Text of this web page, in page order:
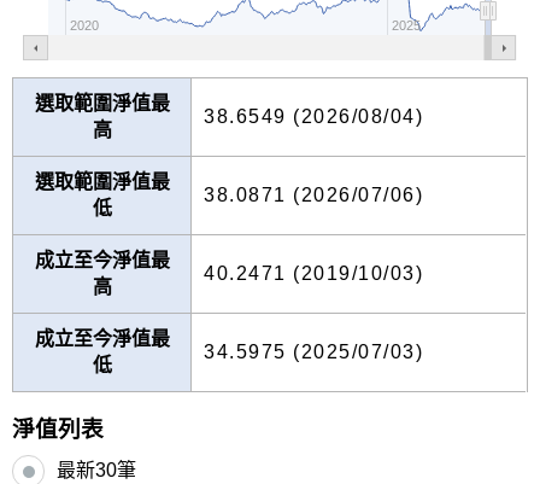
2020 2025
選取範圍淨值最
高
38.6549 (2026/08/04)
選取範圍淨值最
低
38.0871 (2026/07/06)
成立至今淨值最
高
40.2471 (2019/10/03)
成立至今淨值最
低
34.5975 (2025/07/03)
淨值列表
最新30筆